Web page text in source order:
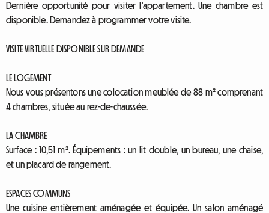
Dernière opportunité pour visiter l'appartement. Une chambre est
disponible. Demandez à programmer votre visite.
VISITE VIRTUELLE DISPONIBLE SUR DEMANDE
LE LOGEMENT
Nous vous présentons une colocation meublée de 88 m² comprenant
4 chambres, située au rez-de-chaussée.
LA CHAMBRE
Surface : 10,51 m². Équipements : un lit double, un bureau, une chaise,
et un placard de rangement.
ESPACES COMMUNS
Une cuisine entièrement aménagée et équipée. Un salon aménagé